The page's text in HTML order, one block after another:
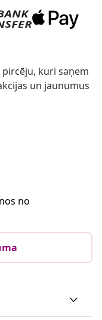
pircēju, kuri saņem
un jaunumus
no